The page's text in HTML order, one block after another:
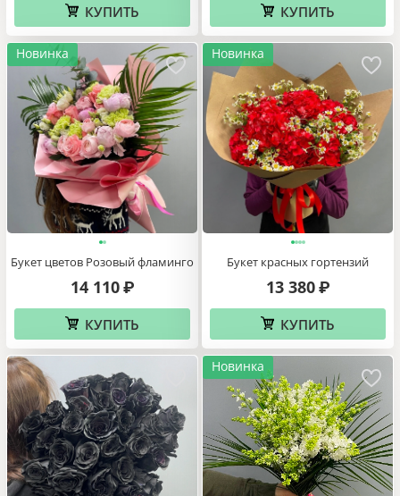
КУПИТЬ КУПИТЬ
Новинка
Букет цветов Розовый фламинго
14 110 ₽
КУПИТЬ
Новинка
Букет красных гортензий
13 380 ₽
КУПИТЬ
Новинка